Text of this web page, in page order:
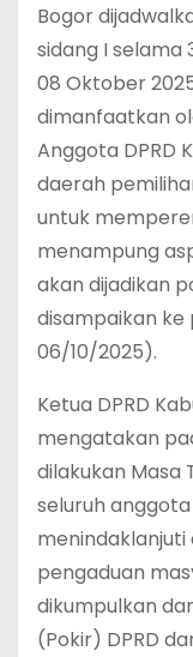
Bogor
sidang I selama
08 Oktober
dimanfaatkan
Anggota DPRD
daerah
untuk
menampung
akan dijadikan
disampaikan
06/10/2025).
Ketua DPRD
mengatakan
dilakukan Masa
seluruh
menindaklanjuti
pengaduan
dikumpulkan
(Pokir) DPRD